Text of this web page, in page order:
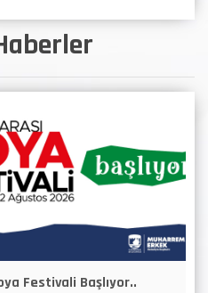
Festivali Başlıyor..